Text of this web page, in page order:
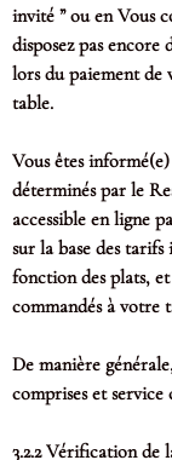
invité ” ou en Vous
disposez pas
lors du paiement de
table.
Vous êtes
déterminés par le
accessible en ligne
sur la base des
fonction des plats,
commandés à votre
De manière
comprises et service
3.2.2 Vérification de